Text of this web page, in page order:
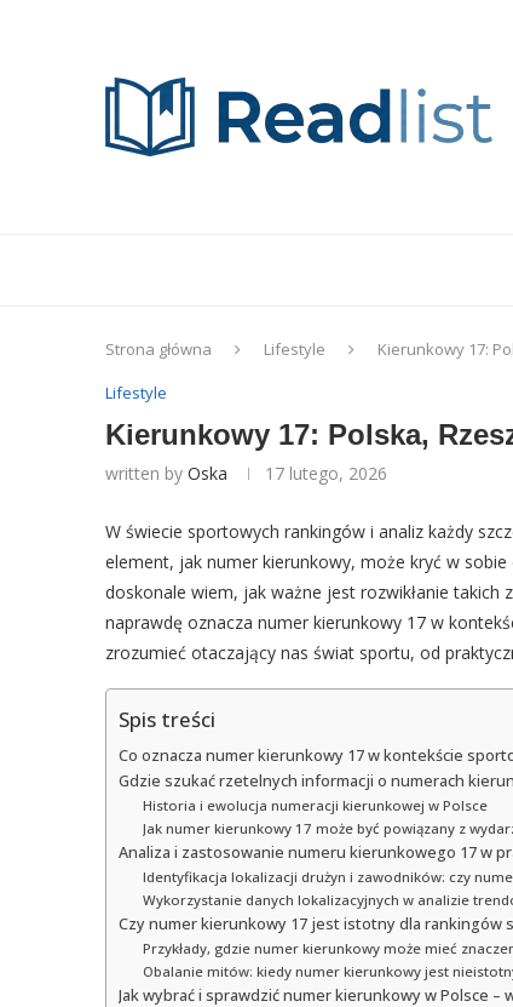
Strona główna Lifestyle
Kierunkowy 17:
Lifestyle
Kierunkowy 17: Polska,
written by Oska 17 lutego, 2026
W świecie sportowych rankingów i analiz każdy
element, jak numer kierunkowy, może kryć w
doskonale wiem, jak ważne jest rozwikłanie
naprawdę oznacza numer kierunkowy 17 w
zrozumieć otaczający nas świat sportu, od
Spis treści
Co oznacza numer kierunkowy 17 w kontekście
Gdzie szukać rzetelnych informacji o numerach
Historia i ewolucja numeracji kierunkowej w Polsce
Jak numer kierunkowy 17 może być powiązany z
Analiza i zastosowanie numeru kierunkowego 17 w
Identyfikacja lokalizacji drużyn i zawodników: czy
Wykorzystanie danych lokalizacyjnych w analizie
Czy numer kierunkowy 17 jest istotny dla rankingów
Przykłady, gdzie numer kierunkowy może mieć
Obalanie mitów: kiedy numer kierunkowy jest
Jak wybrać i sprawdzić numer kierunkowy w Polsce –